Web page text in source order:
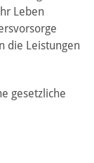
Leben
die Leistungen
gesetzliche